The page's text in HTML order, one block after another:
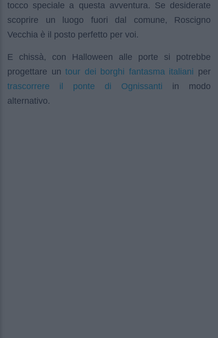
tocco speciale a questa avventura. Se desiderate
scoprire un luogo fuori dal comune, Roscigno
Vecchia è il posto perfetto per voi.
E chissà, con Halloween alle porte si potrebbe
progettare untour dei borghi fantasma italiani per
trascorrere il ponte di Ognissanti in modo
alternativo.